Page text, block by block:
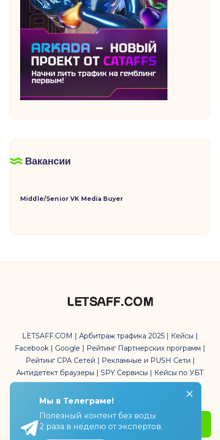
Вакансии
Middle/Senior VK Media Buyer
LETSAFF.COM | Арбитраж трафика 2025 | Кейсы |
Facebook | Google | Рейтинг Партнерских программ |
Рейтинг CPA Сетей | Рекламные и PUSH Сети |
Антидетект браузеры | SPY Сервисы | Кейсы по УБТ
трафика | Affiliate Marketing
Get Started
Мы в Телеграме!
Полезный контент без воды
2 раза в неделю от экспертов.
Мы в Телеграме!
Полезный контент без воды
2 раза в неделю от экспертов.